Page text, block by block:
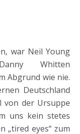
war Neil Young
Whitten
Abgrund wie nie.
Deutschland
von der Ursuppe
uns kein stetes
„tired eyes“ zum